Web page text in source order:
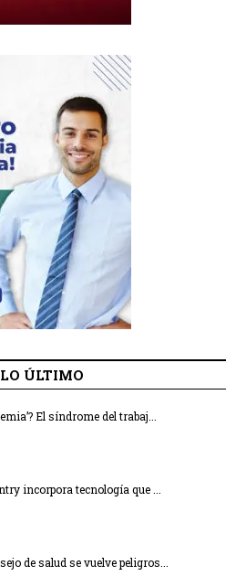
LO ÚLTIMO
El síndrome del trabaj...
incorpora tecnología que ...
de salud se vuelve peligros...